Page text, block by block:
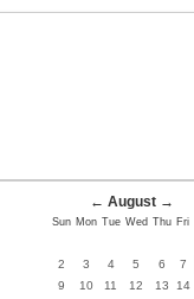
← August→
Sun Mon Tue Wed Thu Fri
2
3 4 5 6 7
9
10 11 12 13 14